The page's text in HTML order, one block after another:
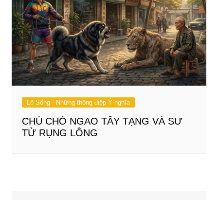
Lẽ Sống - Những thông điệp Ý nghĩa
CHÚ CHÓ NGAO TÂY TẠNG VÀ SƯ
TỬ RỤNG LÔNG